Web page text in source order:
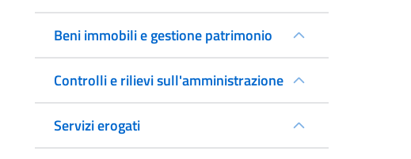
Beni immobili e gestione patrimonio
Controlli e rilievi sull'amministrazione
Servizi erogati